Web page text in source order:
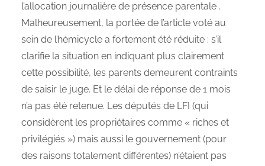
l’allocation journalière de présence parentale .
Malheureusement, la portée de l’article voté au
sein de l’hémicycle a fortement été réduite : s’il
clarifie la situation en indiquant plus clairement
cette possibilité, les parents demeurent contraints
de saisir le juge. Et le délai de réponse de 1 mois
n’a pas été retenue. Les députés de LFI (qui
considèrent les propriétaires comme « riches et
privilégiés ») mais aussi le gouvernement (pour
des raisons totalement différentes) n’étaient pas